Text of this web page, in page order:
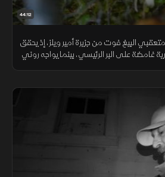
44:12
البيغ فوت من جزيرة أمير ويلز، إذ يحقق
غامضة على البر الرئيسي، بينما يواجه روني